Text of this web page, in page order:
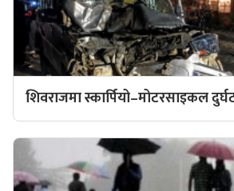
शिवराजमा स्कार्पियो–मोटरसाइकल